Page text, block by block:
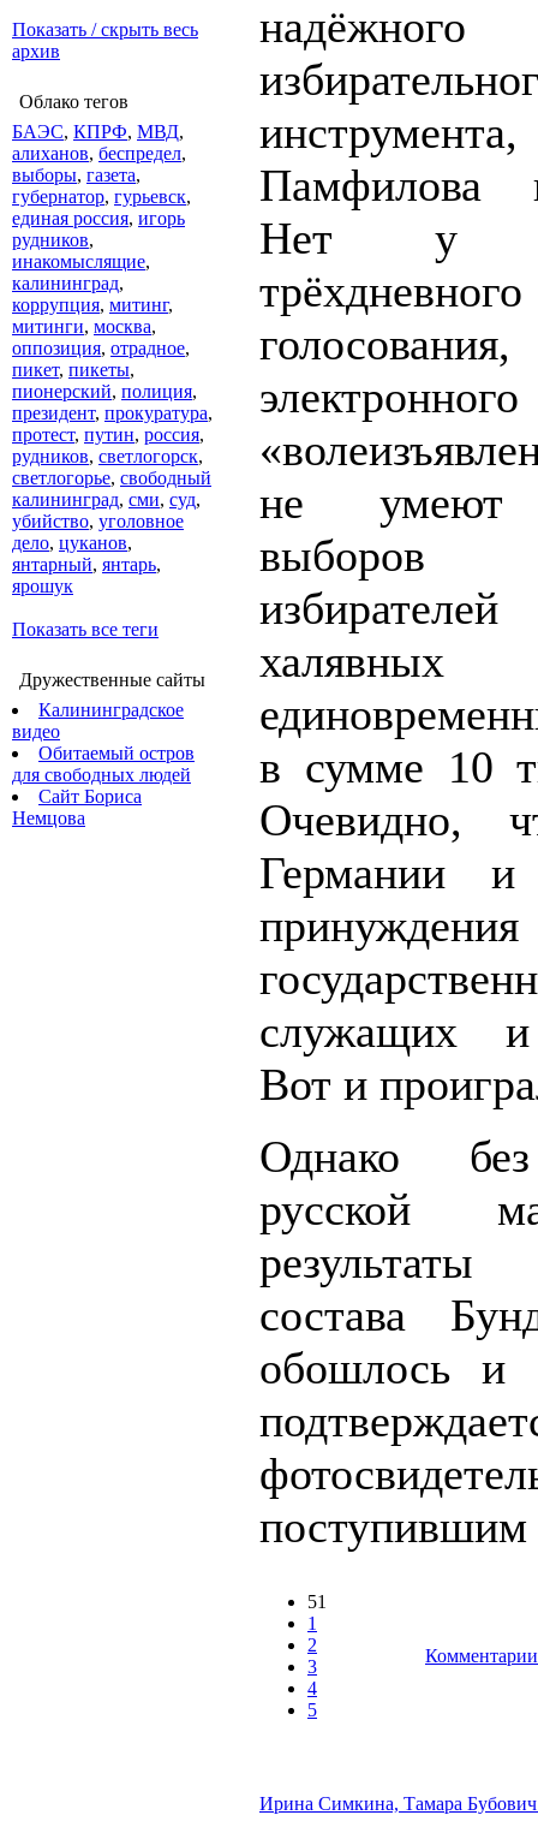
Показать / скрыть весь
архив
Облако тегов
БАЭС, КПРФ, МВД,
алиханов, беспредел,
выборы, газета,
губернатор, гурьевск,
единая россия, игорь
рудников,
инакомыслящие,
калининград,
коррупция, митинг,
митинги, москва,
оппозиция, отрадное,
пикет, пикеты,
пионерский, полиция,
президент, прокуратура,
протест, путин, россия,
рудников, светлогорск,
светлогорье, свободный
калининград, сми, суд,
убийство, уголовное
дело, цуканов,
янтарный, янтарь,
ярошук
Показать все теги
Дружественные сайты
Калининградское
видео
Обитаемый остров
для свободных людей
Сайт Бориса
Немцова
надёжного
Памфилова
Нет у
трёхдневного
электронного
не умеют
выборов
халявных
в сумме 10
Очевидно,
Германии и
принуждения
служащих
Вот и
Однако
русской
состава
обошлось и
поступившим
51
1
2
3
4
5
Ирина Симкина, Тамара